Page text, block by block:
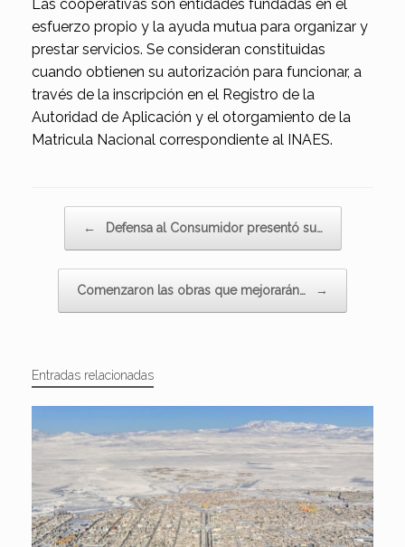
Las cooperativas son entidades fundadas en el
esfuerzo propio y la ayuda mutua para organizar y
prestar servicios. Se consideran constituidas
cuando obtienen su autorización para funcionar, a
través de la inscripción en el Registro de la
Autoridad de Aplicación y el otorgamiento de la
Matricula Nacional correspondiente al INAES.
← Defensa al Consumidor presentó su…
Comenzaron las obras que mejorarán… →
Entradas relacionadas